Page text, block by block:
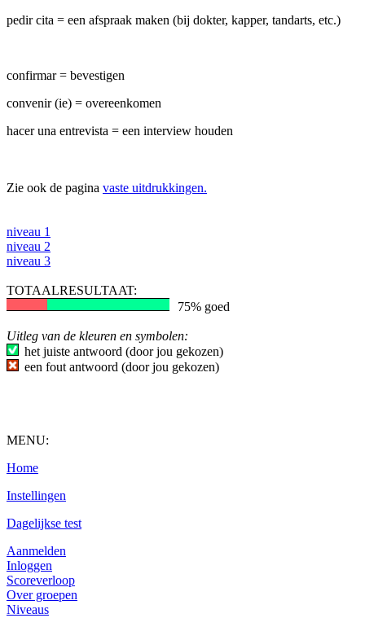
pedir cita = een afspraak maken (bij dokter, kapper, tandarts, etc.)
confirmar = bevestigen
convenir (ie) = overeenkomen
hacer una entrevista = een interview houden
Zie ook de pagina vaste uitdrukkingen.
niveau 1
niveau 2
niveau 3
TOTAALRESULTAAT:
75% goed
Uitleg van de kleuren en symbolen:
het juiste antwoord (door jou gekozen)
een fout antwoord (door jou gekozen)
MENU:
Home
Instellingen
Dagelijkse test
Aanmelden
Inloggen
Scoreverloop
Over groepen
Niveaus